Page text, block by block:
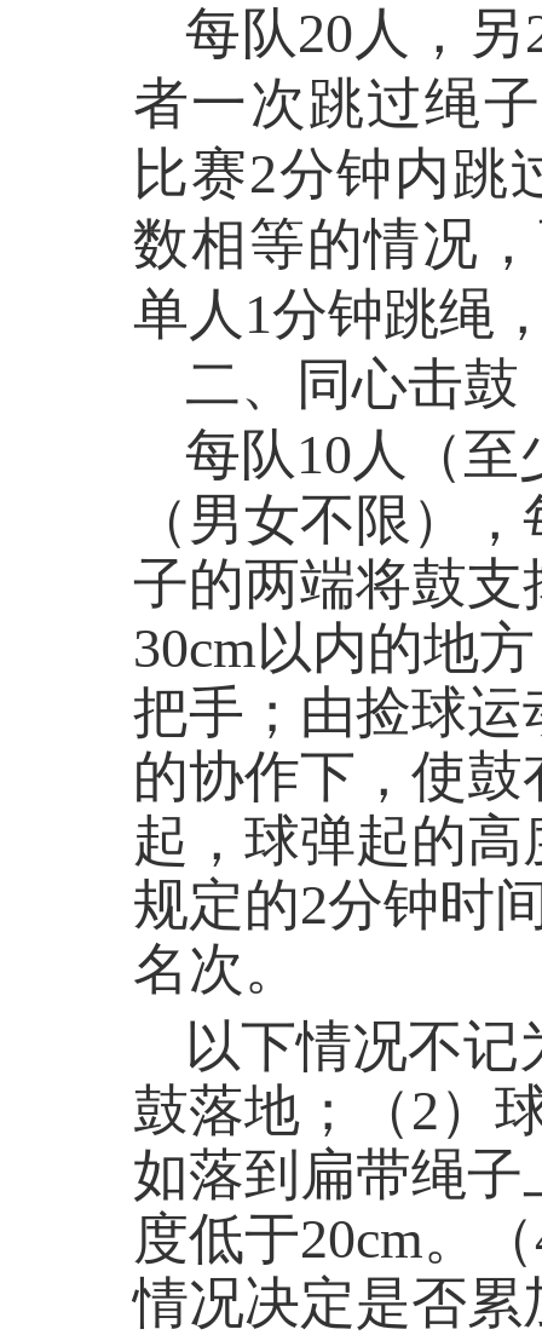
每队20人， 另
者一次跳过绳
比赛2分钟内跳
数相等的情况
单人 1分钟跳绳
二、同心击鼓
每队10人（至
（男女不限）
子的两端将鼓
30cm以内的地
把手；由捡球
的协作下，使
起，球弹起的高
规定的2分钟时
名次。
以下情况不记
鼓落地；（2）
如落到扁带绳
度低于20cm。（
情况决定是否